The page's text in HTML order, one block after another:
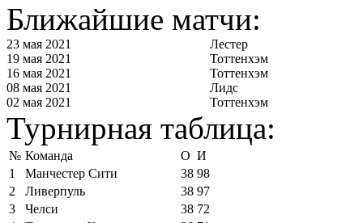
Ближайшие матчи:
23 мая 2021
Лестер
19 мая 2021
Тоттенхэм
16 мая 2021
Тоттенхэм
08 мая 2021
Лидс
02 мая 2021
Тоттенхэм
Турнирная таблица:
№ Команда О И
1
Манчестер Сити 38 98
2
Ливерпуль 38 97
3
Челси 38 72